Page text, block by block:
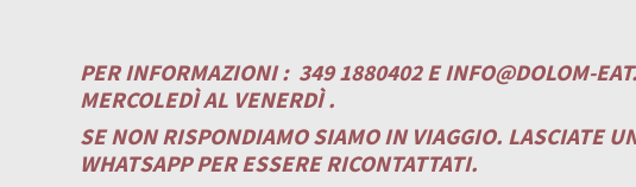
PER INFORMAZIONI : 349 1880402 EINFO@DOLOM-
MERCOLEDÌ AL VENERDÌ .
SE NON RISPONDIAMO SIAMO IN VIAGGIO. LASCIATE
WHATSAPP PER ESSERE RICONTATTATI.